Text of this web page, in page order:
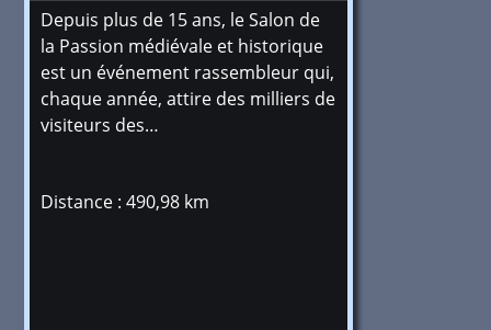
Depuis plus de 15 ans, le Salon de
la Passion médiévale et historique
est un événement rassembleur qui,
chaque année, attire des milliers de
visiteurs des…
Distance : 490,98 km